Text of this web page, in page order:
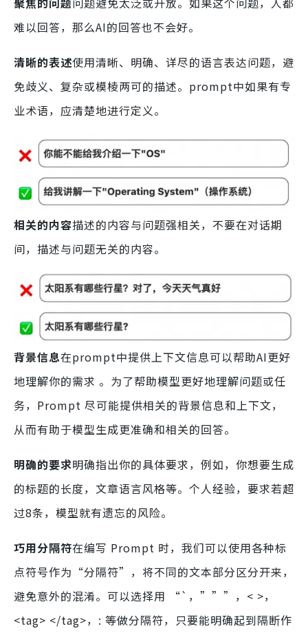
难以回答，那么AI的回答也不会好。
清晰的表述使用清晰、明确、详尽的语言表达问题，避
免歧义、复杂或模棱两可的描述。prompt中如果有专
业术语，应清楚地进行定义。
相关的内容描述的内容与问题强相关，不要在对话期
间，描述与问题无关的内容。
背景信息在prompt中提供上下文信息可以帮助AI更好
地理解你的需求 。为了帮助模型更好地理解问题或任
务，Prompt 尽可能提供相关的背景信息和上下文，
从而有助于模型生成更准确和相关的回答。
明确的要求明确指出你的具体要求，例如，你想要生成
的标题的长度，文章语言风格等。个人经验，要求若超
过8条，模型就有遗忘的风险。
巧用分隔符在编写 Prompt 时，我们可以使用各种标
点符号作为“分隔符”，将不同的文本部分区分开来，
避免意外的混淆。可以选择用 “`，”””，< >，
<tag> </tag>，: 等做分隔符，只要能明确起到隔断作